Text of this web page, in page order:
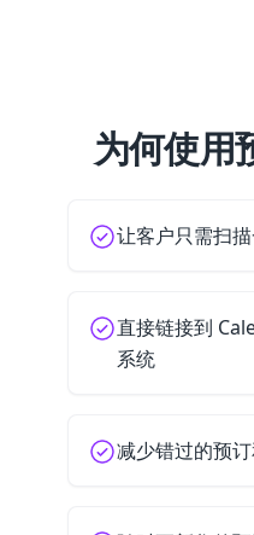
为何使用
让客户只需扫
直接链接到
系统
减少错过的预